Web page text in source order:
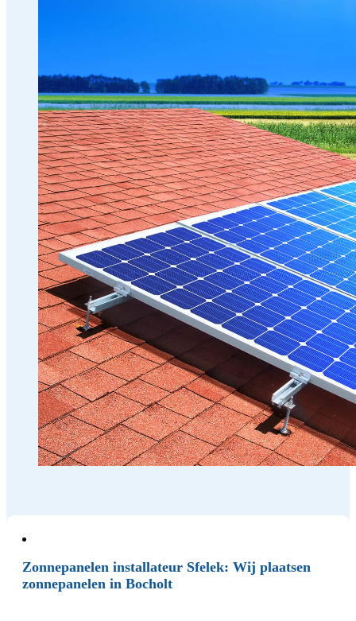
Zonnepanelen installateur Sfelek: Wij plaatsen
zonnepanelen in Bocholt